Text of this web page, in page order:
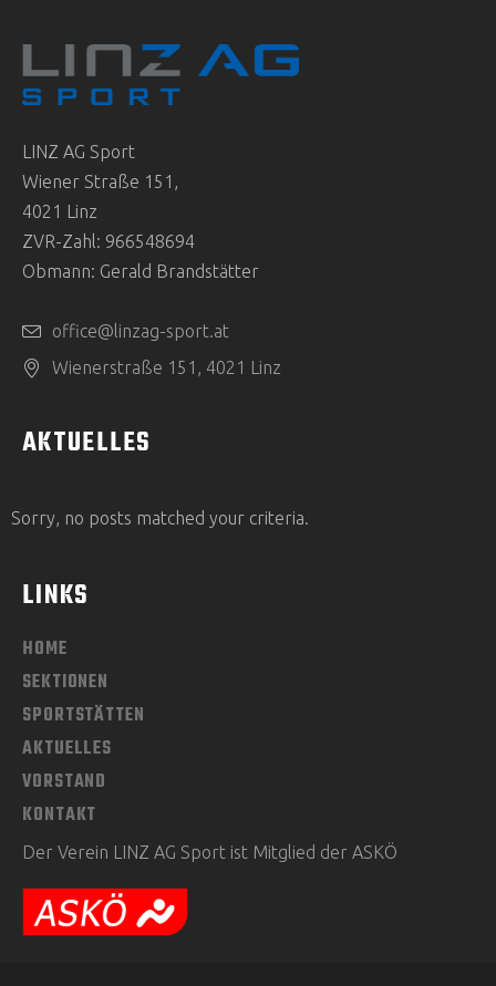
LINZ AG Sport
Wiener Straße 151,
4021 Linz
ZVR-Zahl: 966548694
Obmann: Gerald Brandstätter
office@linzag-sport.at
Wienerstraße 151, 4021 Linz
AKTUELLES
Sorry, no posts matched your criteria.
LINKS
HOME
SEKTIONEN
SPORTSTÄTTEN
AKTUELLES
VORSTAND
KONTAKT
Der Verein LINZ AG Sport ist Mitglied der ASKÖ